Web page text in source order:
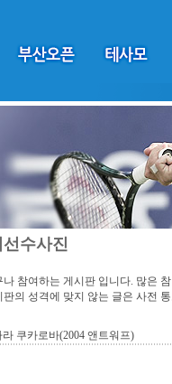
선수사진
나 참여하는 게시판 입니다. 많은
판의 성격에 맞지 않는 글은 사전
라 쿠카로바(2004 앤트워프)